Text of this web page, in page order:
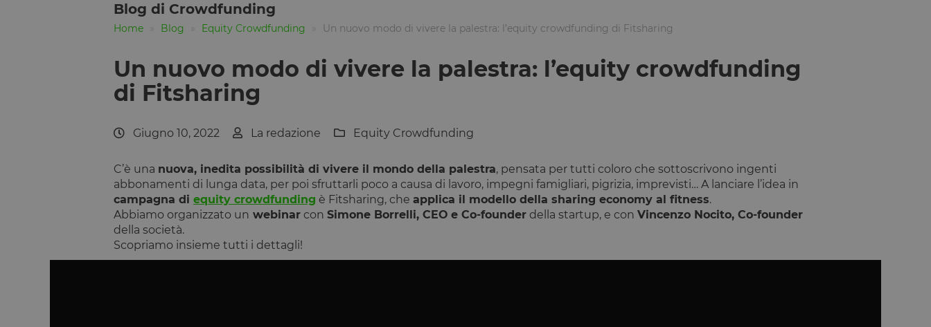
Blog di Crowdfunding
Home Blog Equity Crowdfunding Un nuovo modo di vivere la palestra: l’equity crowdfunding di Fitsharing
Un nuovo modo di vivere la palestra: l’equity crowdfunding
di Fitsharing
Giugno 10, 2022 La redazione Equity Crowdfunding
C’è una nuova, inedita possibilità di vivere il mondo della palestra, pensata per tutti coloro che sottoscrivono ingenti
abbonamenti di lunga data, per poi sfruttarli poco a causa di lavoro, impegni famigliari, pigrizia, imprevisti… A lanciare l’idea in
campagna di equity crowdfunding è Fitsharing, che applica il modello della sharing economy al fitness.
Abbiamo organizzato un webinar con Simone Borrelli, CEO e Co-founder della startup, e con Vincenzo Nocito, Co-founder
della società.
Scopriamo insieme tutti i dettagli!